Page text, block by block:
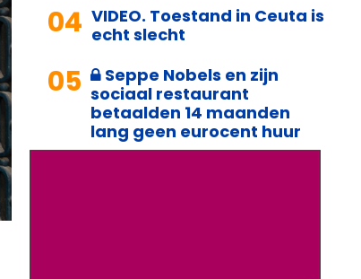
04 VIDEO. Toestand in Ceuta is
echt slecht
05
Seppe Nobels en zijn
sociaal restaurant
betaalden 14 maanden
lang geen eurocent huur